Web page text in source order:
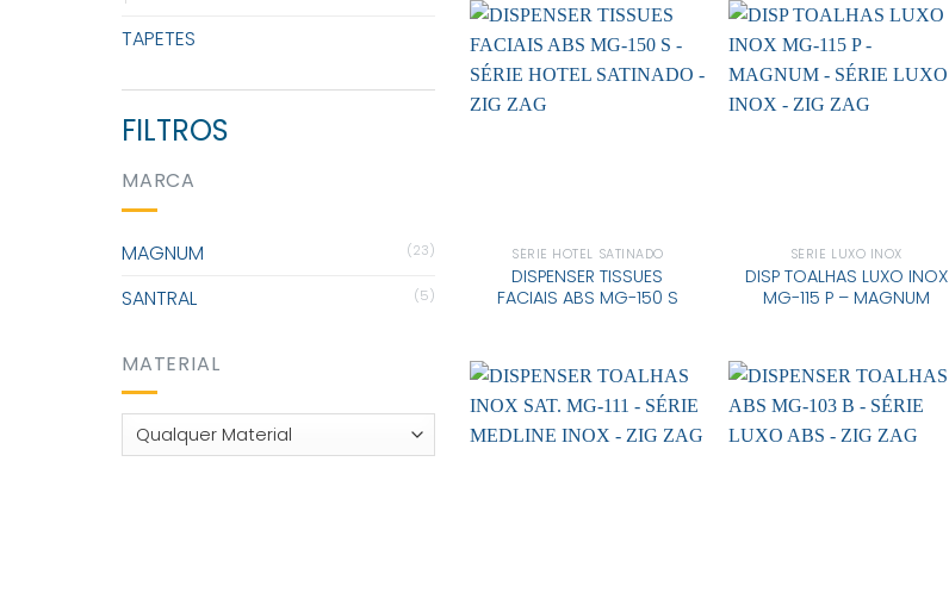
TAPETES
FILTROS
MARCA
MAGNUM (23)
SANTRAL (5)
MATERIAL
SÉRIE HOTEL SATINADO
DISPENSER TISSUES
FACIAIS ABS MG-150 S
SÉRIE LUXO INOX
DISP TOALHAS LUXO INOX
MG-115 P – MAGNUM